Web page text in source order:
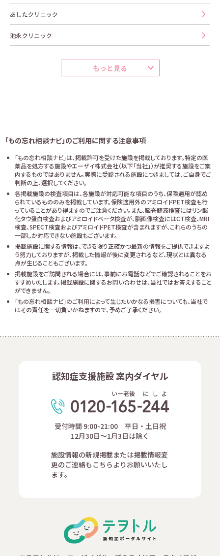
あしたクリニック
池永クリニック
もっと見る
「もの忘れ相談ナビ」のご利用に関する注意事項
「もの忘れ相談ナビ」は、掲載許可を受けた施設を掲載しております。特定の医
薬品を処方する施設やエーザイ株式会社（以下「当社」）が推奨する施設をご案
内するものではありません。実際に受診される施設につきましては、ご自身でご
判断の上、選択してください。
各掲載施設の検査項目は、各施設が対応可能な項目のうち、保険適用が認め
られているもののみを掲載しています。保険適用外のアミロイドPET検査も行
っていることがあり得ますのでご注意ください。また、脳脊髄液検査にはリン酸
化タウ蛋白検査およびアミロイドベータ検査が、脳画像検査にはCT検査、MRI
検査、SPECT検査およびアミロイドPET検査が含まれますが、これらのうちの
一部しか対応できない施設もございます。
掲載施設に関する情報は、できる限り正確かつ最新の情報をご提供できますよ
う努力しておりますが、掲載した情報が後に変更されるなど、現状とは異なる
点が生じることもございます。
掲載施設をご訪問される場合には、事前にお電話などでご確認されることをお
すすめいたします。掲載施設に関するお問い合わせは、当社ではお答えすること
ができません。
「もの忘れ相談ナビ」のご利用によって生じたいかなる損害についても、当社で
はその責任を一切負いかねますので、予めご了承ください。
認知症支援施設 案内ダイヤル
いー老後 に し よ
受付時間 9:00-21:00 平日・土日祝
12月30日～1月3日は除く
施設情報の新規掲載または掲載情報変
更のご連絡もこちらよりお願いいたし
ます。